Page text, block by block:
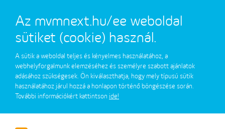
Számlázás és fizetési módok
Az mvmnext.hu/ee weboldal
sütiket (cookie) használ.
A sütik a weboldal teljes és kényelmes használatához, a
webhelyforgalmunk elemzéséhez és személyre szabott ajánlatok
adásához szükségesek. Ön kiválaszthatja, hogy mely típusú sütik
használatához járul hozzá a honlapon történő böngészése során.
További információkért kattintson ide!